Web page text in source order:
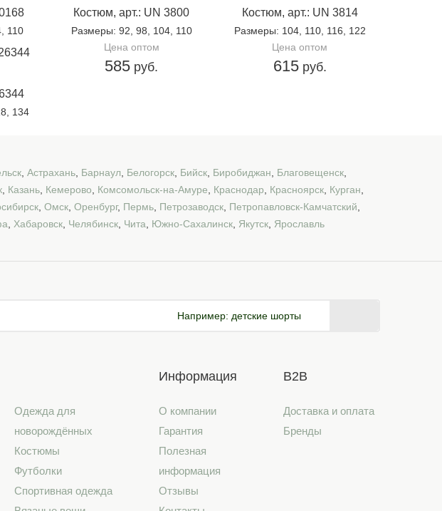
110
Костюм, арт.: UN 3800
Размеры: 92, 98, 104, 110
Цена оптом
585 руб.
Костюм, арт.: UN 3814
Размеры: 104, 110, 116, 122
Цена оптом
615руб.
134
Астрахань Барнаул Белогорск Бийск Биробиджан Благовещенск
Казань Кемерово Комсомольск-на-Амуре Краснодар Красноярск Курган
Омск Оренбург, Пермь Петрозаводск Петропавловск-Камчатский
Хабаровск Челябинск Чита Южно-Сахалинск Якутск Ярославль
Например: детские шорты
Одежда для
новорождённых
Костюмы
Футболки
Спортивная одежда
Информация
О компании
Гарантия
Полезная
информация
Отзывы
B2B
Доставка и оплата
Бренды